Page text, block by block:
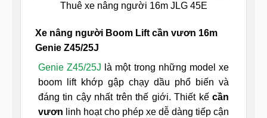
Thuê xe nâng người 16m JLG 45E
Xe nâng người Boom Lift cần vươn 16m
Genie Z45/25J
Genie Z45/25J là một trong những model xe
boom lift khớp gập chạy dầu phổ biến và
đáng tin cậy nhất trên thế giới. Thiết kế cần
vươn linh hoạt cho phép xe dễ dàng tiếp cận